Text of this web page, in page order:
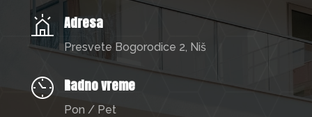
Adresa
Presvete Bogorodice 2, Niš
Radno vreme
Pon / Pet